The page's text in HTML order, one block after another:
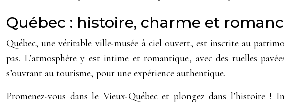
Québec : histoire, charme et
Québec, une véritable ville-musée à ciel ouvert, est inscrite au
pas. L’atmosphère y est intime et romantique, avec des ruelles
s’ouvrant au tourisme, pour une expérience authentique.
Promenez-vous dans le Vieux-Québec et plongez dans l’histoire !